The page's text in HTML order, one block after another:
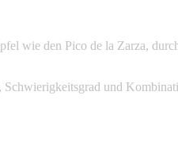
wie den Pico de la Zarza,
und